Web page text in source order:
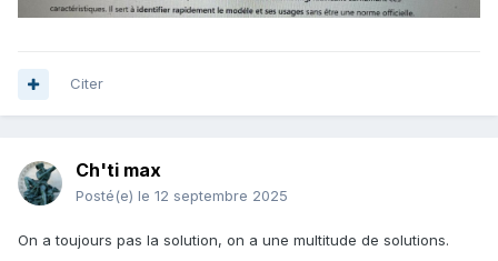
Citer
Ch'ti max
Posté(e) le 12 septembre 2025
On a toujours pas la solution, on a une multitude de solutions.